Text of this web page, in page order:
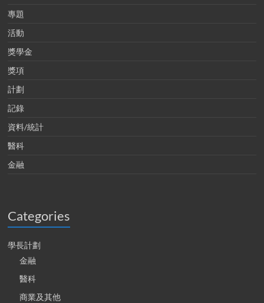
專題
活動
獎學金
獎項
計劃
記錄
資料/統計
醫科
金融
Categories
學長計劃
金融
醫科
商業及其他